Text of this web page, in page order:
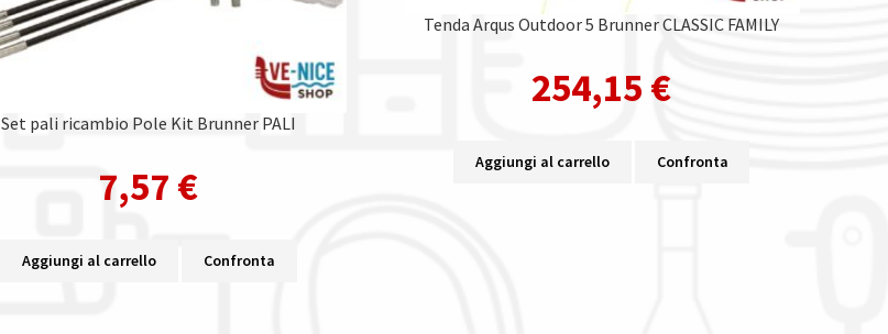
Set pali ricambio Pole Kit Brunner PALI
7,57 €
Aggiungi al carrello Confronta
Tenda Arqus Outdoor 5 Brunner CLASSIC FAMILY
254,15 €
Aggiungi al carrello Confronta